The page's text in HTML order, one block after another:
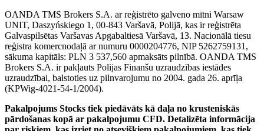
OANDA TMS Brokers S.A. ar reģistrēto galveno mītni Warsaw
UNIT, Daszyńskiego 1, 00-843 Varšavā, Polijā, kas ir reģistrēta
Galvaspilsētas Varšavas Apgabaltiesā Varšavā, 13. Nacionālā tiesu
reģistra komercnodaļā ar numuru 0000204776, NIP 5262759131,
sākuma kapitāls: PLN 3 537,560 apmaksāts pilnībā. OANDA TMS
Brokers S.A. ir pakļauts Polijas Finanšu uzraudzības iestādes
uzraudzībai, balstoties uz pilnvarojumu no 2004. gada 26. aprīļa
(KPWig-4021-54-1/2004).
Pakalpojums Stocks tiek piedāvāts kā daļa no krusteniskās
pārdošanas kopā ar pakalpojumu CFD. Detalizēta informācija